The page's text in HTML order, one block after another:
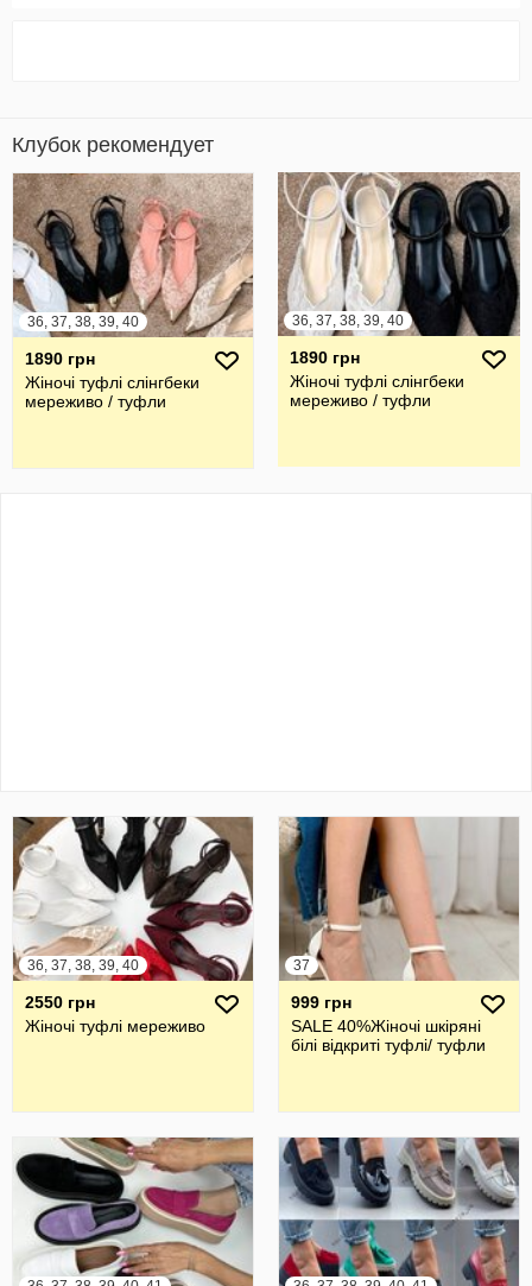
Клубок рекомендует
36, 37, 38, 39, 40
1890 грн
Жіночі туфлі слінгбеки
мереживо / туфли
36, 37, 38, 39, 40
1890 грн
Жіночі туфлі слінгбеки
мереживо / туфли
36, 37, 38, 39, 40
2550 грн
Жіночі туфлі мереживо
37
999 грн
SALE 40%Жіночі шкіряні
білі відкриті туфлі/ туфли